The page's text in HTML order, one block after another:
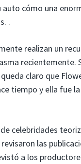
cómo una
.
realizan un
recientemente.
claro que
tiempo y ella fue
celebridades
las
a los